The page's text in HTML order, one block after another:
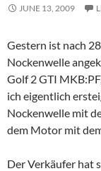
JUNE 13, 2009
Gestern ist nach
Nockenwelle
Golf 2 GTI
ich eigentlich
Nockenwelle mit
dem Motor mit
Der Verkäufer hat